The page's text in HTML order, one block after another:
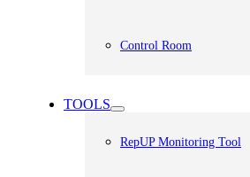
Control Room
TOOLS
RepUP Monitoring Tool